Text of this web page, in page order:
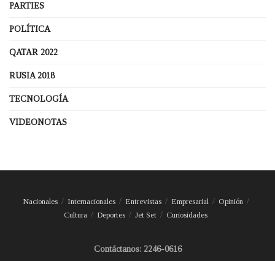
PARTIES
POLÍTICA
QATAR 2022
RUSIA 2018
TECNOLOGÍA
VIDEONOTAS
Nacionales Internacionales Entrevistas Empresarial
Opinión
Cultura
Deportes Jet Set Curiosidades
Contáctanos: 2246-0616